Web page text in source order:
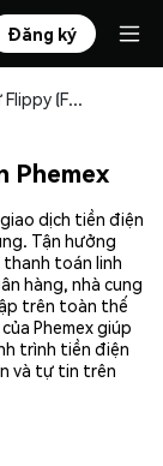
Đăng ký
Mua và lưu trữ Flippy (FLIPPY) an toàn
Phemex
giao dịch tiền điện
Tận hưởng
toán linh
hàng, nhà cung
trên toàn thế
Phemex giúp
trình tiền điện
và tự tin trên